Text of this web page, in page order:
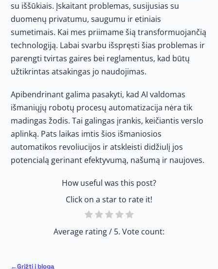
su iššūkiais. Įskaitant problemas, susijusias su
duomenų privatumu, saugumu ir etiniais
sumetimais. Kai mes priimame šią transformuojančią
technologiją. Labai svarbu išspręsti šias problemas ir
parengti tvirtas gaires bei reglamentus, kad būtų
užtikrintas atsakingas jo naudojimas.
Apibendrinant galima pasakyti, kad AI valdomas
išmaniųjų robotų procesų automatizacija nėra tik
madingas žodis. Tai galingas įrankis, keičiantis verslo
aplinką. Pats laikas imtis šios išmaniosios
automatikos revoliucijos ir atskleisti didžiulį jos
potencialą gerinant efektyvumą, našumą ir naujoves.
How useful was this post?
Click on a star to rate it!
Average rating/ 5. Vote count:
Grįžti į blogą